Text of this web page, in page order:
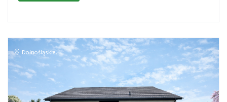
Dolnośląskie,